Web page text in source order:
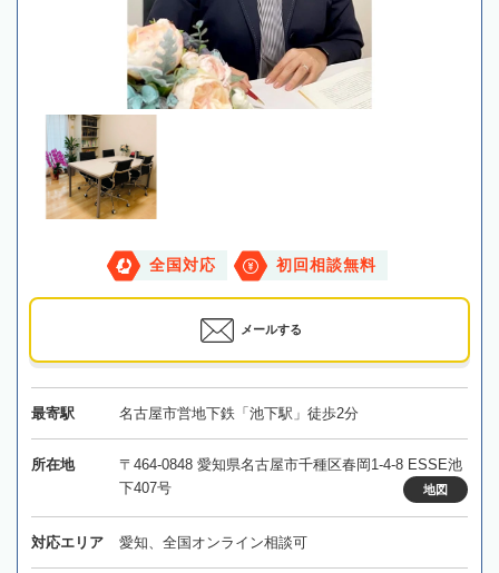
全国対応 初回相談無料
メールする
最寄駅 名古屋市営地下鉄「池下駅」徒歩2分
所在地
〒464-0848 愛知県名古屋市千種区春岡1-4-8 ESSE池
下407号
地図
対応エリア 愛知、全国オンライン相談可